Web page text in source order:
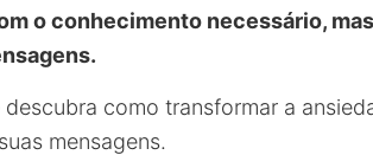
o conhecimento necessário,
como transformar a
mensagens.